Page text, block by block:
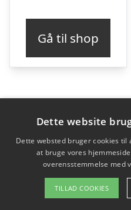
Gå til shop
Dette website
Dette websted bruger cookies
at bruge vores
overensstemmelse med
TILLAD COOKIES